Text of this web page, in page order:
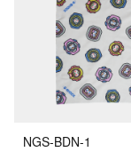
NGS-BDN-1